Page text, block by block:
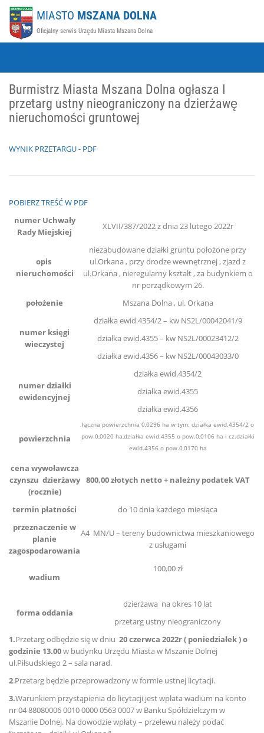
MIASTO MSZANA DOLNA
Oficjalny serwis Urzędu Miasta Mszana Dolna
Burmistrz Miasta Mszana Dolna ogłasza I
przetarg ustny nieograniczony na dzierżawę
nieruchomości gruntowej
WYNIK PRZETARGU - PDF
POBIERZ TREŚĆ W PDF
numer Uchwały
Rady Miejskiej
XLVII/387/2022 z dnia 23 lutego 2022r
opis
nieruchomości
niezabudowane działki gruntu położone przy
ul.Orkana , przy drodze wewnętrznej , zjazd z
ul.Orkana , nieregularny kształt , za budynkiem o
nr porządkowym 26.
położenie
Mszana Dolna , ul. Orkana
numer księgi
wieczystej
działka ewid.4354/2 – kw NS2L/00042041/9
działka ewid.4355 – kw NS2L/00023412/2
działka ewid.4356 – kw NS2L/00043033/0
numer działki
ewidencyjnej
działka ewid.4354/2
działka ewid.4355
działka ewid.4356
powierzchnia
łączna powierzchnia 0,0296 ha w tym: działka ewid.4354/2 o
pow.0,0020 ha,działka ewid.4355 o pow.0,0106 ha i cz.działki
ewid.4356 o pow.0,0170 ha
cena wywoławcza
czynszu dzierżawy
(rocznie)
800,00 złotych netto + należny podatek VAT
termin płatności
do 10 dnia każdego miesiąca
przeznaczenie w
planie
zagospodarowania
A4 MN/U – tereny budownictwa mieszkaniowego
z usługami
wadium
100,00 zł
forma oddania
dzierżawa na okres 10 lat
przetarg ustny nieograniczony
1.Przetarg odbędzie się w dniu 20 czerwca 2022r ( poniedziałek ) o
godzinie 13.00w budynku Urzędu Miasta w Mszanie Dolnej
ul.Piłsudskiego 2 – sala narad.
2.Przetarg będzie przeprowadzony w formie ustnej licytacji.
3.Warunkiem przystąpienia do licytacji jest wpłata wadium na konto
nr 04 88080006 0010 0000 0563 0007 w Banku Spółdzielczym w
Mszanie Dolnej. Na dowodzie wpłaty – przelewu należy podać